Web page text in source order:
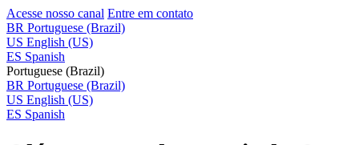
Acesse nosso canal Entre em contato
BR Portuguese (Brazil)
US English (US)
ES Spanish
Portuguese (Brazil)
BR Portuguese (Brazil)
US English (US)
ES Spanish